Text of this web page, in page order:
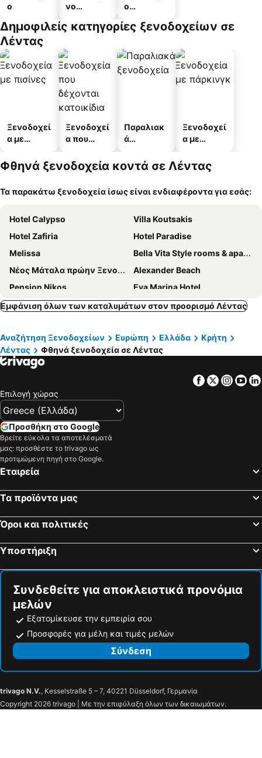
ο
νο
α
ο
άτων
Δημοφιλείς κατηγορίες ξενοδοχείων σε
Λέντας
Ξενοδοχεί
α με
Ξενοδοχεί
α που
κατοικίδι
α
Παραλιακ
ά
α
Ξενοδοχεί
α με
Φθηνά ξενοδοχεία κοντά σε Λέντας
Τα παρακάτω ξενοδοχεία ίσως είναι ενδιαφέροντα για εσάς:
Hotel Calypso
Villa Koutsakis
Hotel Zafiria
Hotel Paradise
Melissa
Bella Vita Style rooms & apartments
Νέος Μάταλα πρώην Ξενοφών
Alexander Beach
Pension Nikos
Eva Marina Hotel
ARTEMIS beach studios
Matala Bay Hotel
Mythos Suites Diskos
Valley Village
Fragiskos Hotel
Arsinoe
ADĀMA - A Signature Collection by Zálo Spaces - Adults Only
Hotel Marina
Hotel Sofia
Pension Romantika
Κνωσσός
Φιλαρμονία
Nefeli
ST.TEN STONE BUILT VILLAGE
Αλώνια
Studio Galatia
Εμφάνιση όλων των καταλυμάτων στον προορισμό Λέντας
Αναζήτηση Ξενοδοχείων Ευρώπη Ελλάδα
Κρήτη
Λέντας
Φθηνά ξενοδοχεία σε Λέντας
Facebook
Twitter
Επιλογή χώρας
Προσθήκη στο Google
Βρείτε εύκολα τα αποτελέσματά
μας: προσθέστε το trivago ως
προτιμώμενη πηγή στο Google.
Εταιρεία
Τα προϊόντα μας
Όροι και πολιτικές
Υποστήριξη
Συνδεθείτε για αποκλειστικά προνόμια
μελών
Εξατομίκευσε την εμπειρία σου
Προσφορές για μέλη και τιμές μελών
Σύνδεση
trivago N.V., Kesselstraße 5 – 7, 40221 Düsseldorf, Γερμανία
Copyright 2026 trivago | Με την επιφύλαξη όλων των δικαιωμάτων.